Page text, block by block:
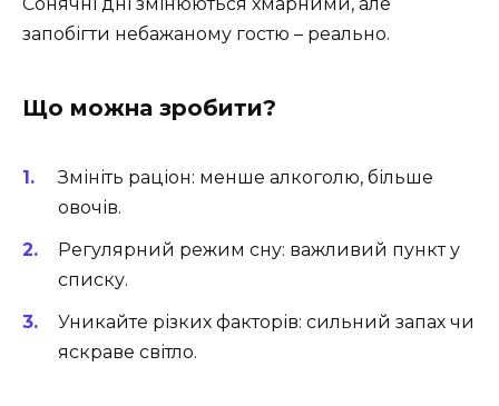
Сонячні дні змінюються хмарними, але
запобігти небажаному гостю – реально.
Що можна зробити?
Змініть раціон: менше алкоголю, більше
овочів.
Регулярний режим сну: важливий пункт у
списку.
Уникайте різких факторів: сильний запах чи
яскраве світло.